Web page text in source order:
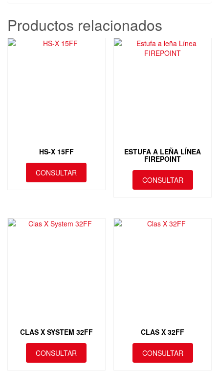
Productos relacionados
HS-X 15FF
CONSULTAR
ESTUFA A LEÑA LÍNEA
FIREPOINT
CONSULTAR
CLAS X SYSTEM 32FF
CONSULTAR
CLAS X 32FF
CONSULTAR